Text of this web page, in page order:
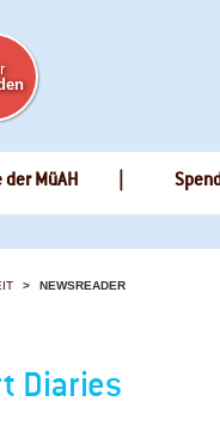
MüAH
NEWSREADER
Diaries